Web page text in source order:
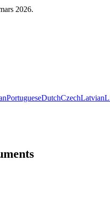
2026.
PortugueseDutchCzechLatvian